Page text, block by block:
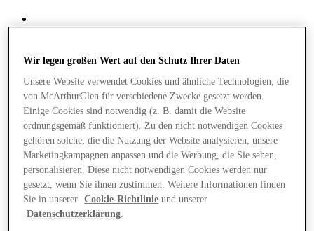
Shops
Wir legen großen Wert auf den Schutz Ihrer Daten
Unsere Website verwendet Cookies und ähnliche Technologien, die
von McArthurGlen für verschiedene Zwecke gesetzt werden.
Einige Cookies sind notwendig (z. B. damit die Website
ordnungsgemäß funktioniert). Zu den nicht notwendigen Cookies
gehören solche, die die Nutzung der Website analysieren, unsere
Marketingkampagnen anpassen und die Werbung, die Sie sehen,
personalisieren. Diese nicht notwendigen Cookies werden nur
gesetzt, wenn Sie ihnen zustimmen. Weitere Informationen finden
Sie in unserer
Cookie-Richtlinie und unserer
Datenschutzerklärung.